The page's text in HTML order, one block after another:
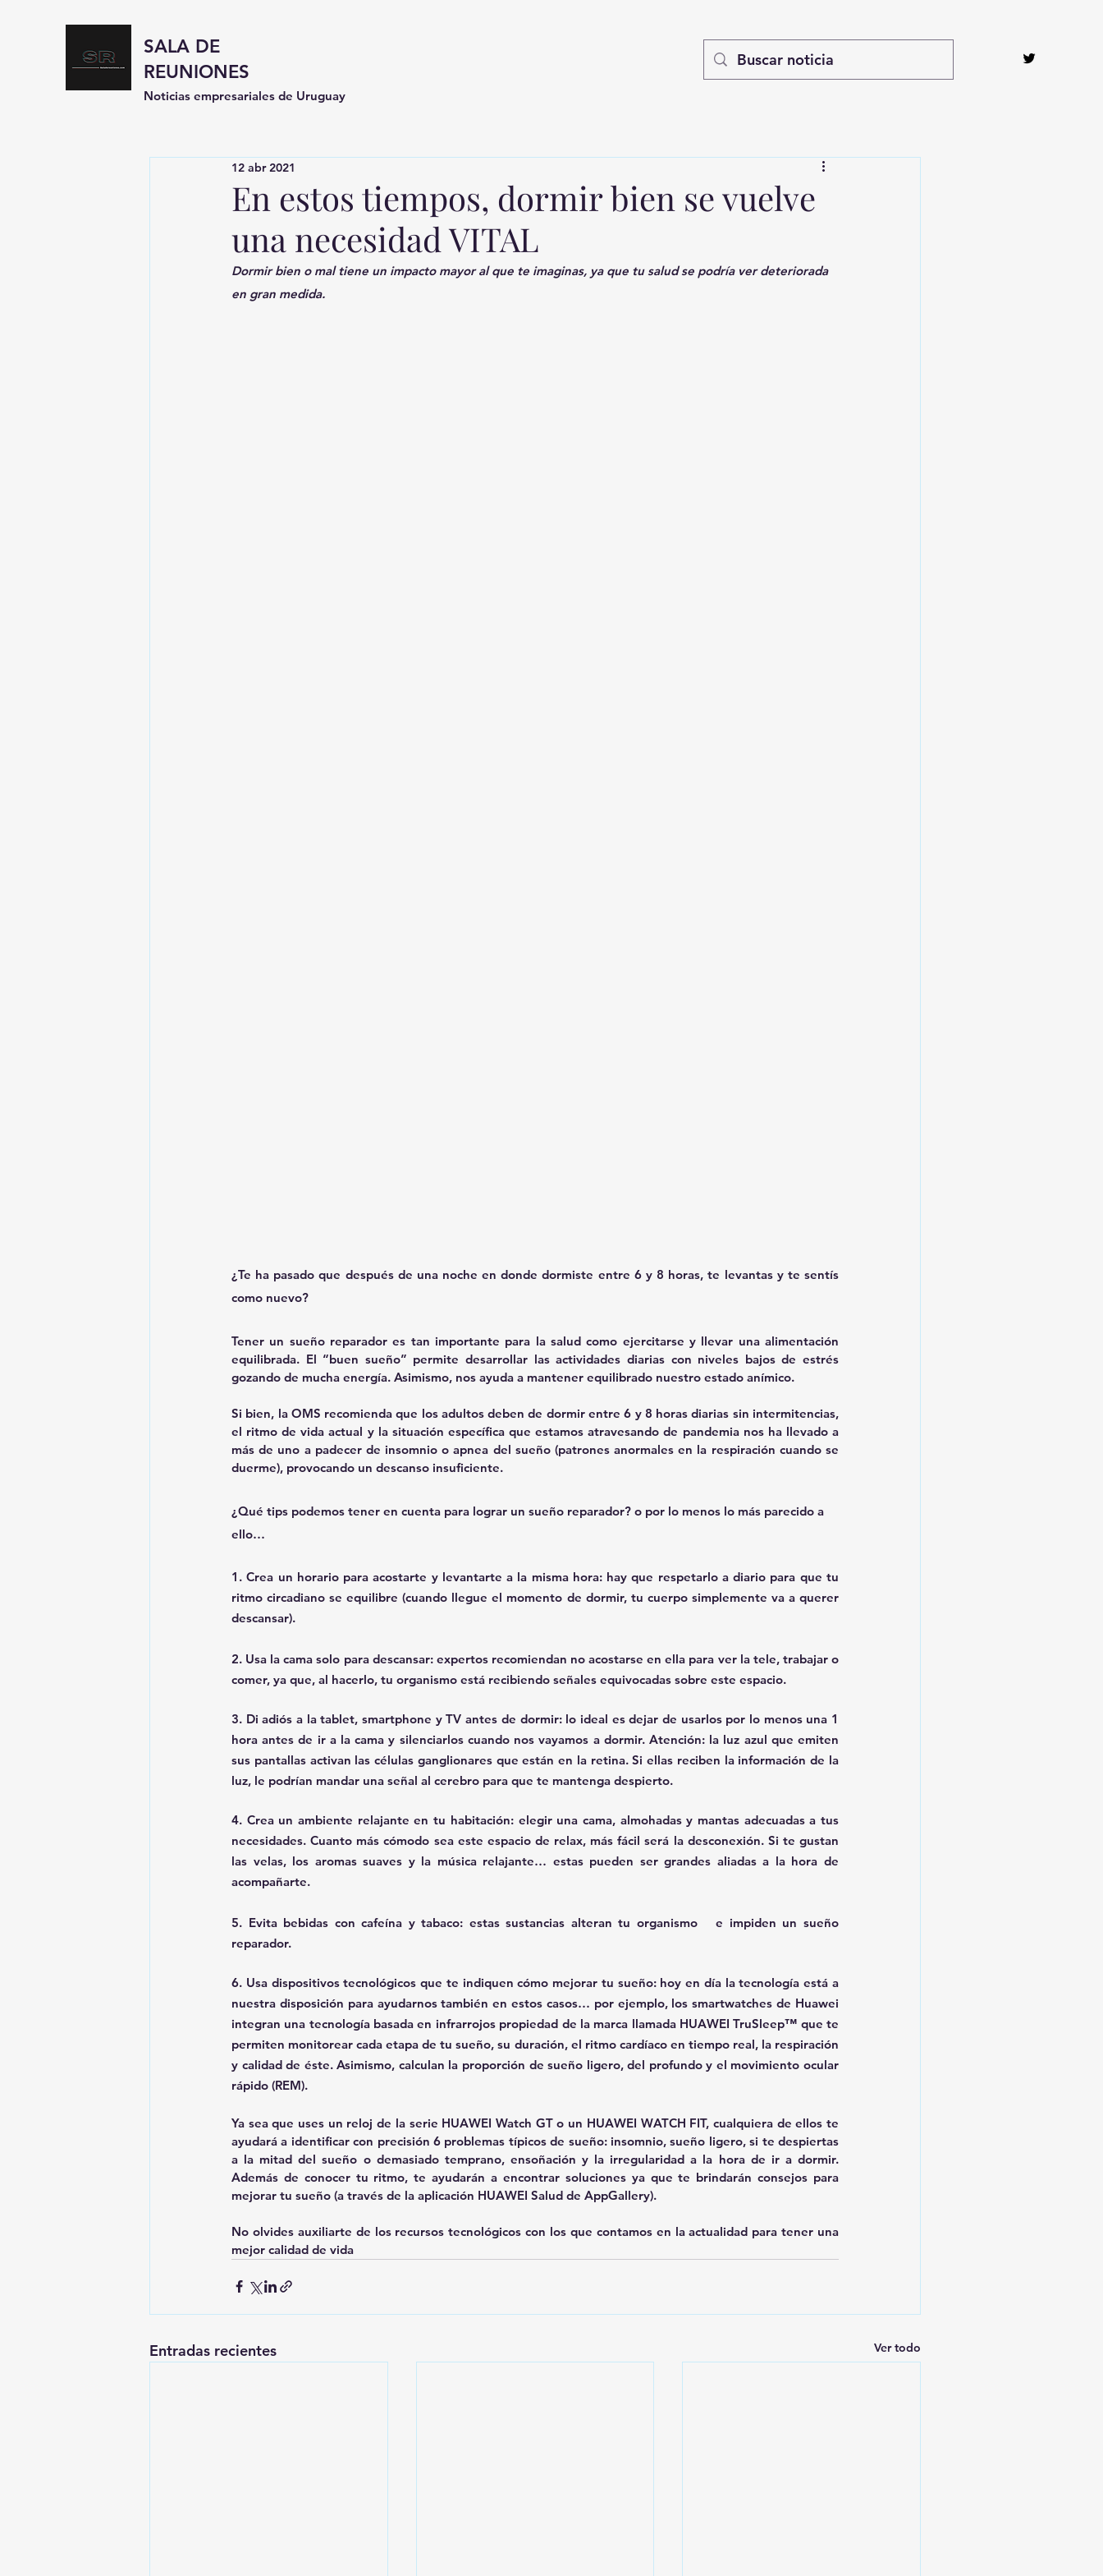
SALA DE
REUNIONES
Noticias empresariales de Uruguay
En estos tiempos, dormir bien se vuelve
una necesidad VITAL
12 abr 2021
Dormir bien o mal tiene un impacto mayor al que te imaginas, ya que tu salud se podría ver deteriorada
en gran medida.
¿Te ha pasado que después de una noche en donde dormiste entre 6 y 8 horas, te levantas y te sentís
como nuevo?
Tener un sueño reparador es tan importante para la salud como ejercitarse y llevar una alimentación
equilibrada. El “buen sueño” permite desarrollar las actividades diarias con niveles bajos de estrés
gozando de mucha energía. Asimismo, nos ayuda a mantener equilibrado nuestro estado anímico.
Si bien, la OMS recomienda que los adultos deben de dormir entre 6 y 8 horas diarias sin intermitencias,
el ritmo de vida actual y la situación específica que estamos atravesando de pandemia nos ha llevado a
más de uno a padecer de insomnio o apnea del sueño (patrones anormales en la respiración cuando se
duerme), provocando un descanso insuficiente.
¿Qué tips podemos tener en cuenta para lograr un sueño reparador? o por lo menos lo más parecido a
ello…
1. Crea un horario para acostarte y levantarte a la misma hora: hay que respetarlo a diario para que tu
ritmo circadiano se equilibre (cuando llegue el momento de dormir, tu cuerpo simplemente va a querer
descansar).
2. Usa la cama solo para descansar: expertos recomiendan no acostarse en ella para ver la tele, trabajar o
comer, ya que, al hacerlo, tu organismo está recibiendo señales equivocadas sobre este espacio.
3. Di adiós a la tablet, smartphone y TV antes de dormir: lo ideal es dejar de usarlos por lo menos una 1
hora antes de ir a la cama y silenciarlos cuando nos vayamos a dormir. Atención: la luz azul que emiten
sus pantallas activan las células ganglionares que están en la retina. Si ellas reciben la información de la
luz, le podrían mandar una señal al cerebro para que te mantenga despierto.
4. Crea un ambiente relajante en tu habitación: elegir una cama, almohadas y mantas adecuadas a tus
necesidades. Cuanto más cómodo sea este espacio de relax, más fácil será la desconexión. Si te gustan
las velas, los aromas suaves y la música relajante… estas pueden ser grandes aliadas a la hora de
acompañarte.
5. Evita bebidas con cafeína y tabaco: estas sustancias alteran tu organismo   e impiden un sueño
reparador.
6. Usa dispositivos tecnológicos que te indiquen cómo mejorar tu sueño: hoy en día la tecnología está a
nuestra disposición para ayudarnos también en estos casos… por ejemplo, los smartwatches de Huawei
integran una tecnología basada en infrarrojos propiedad de la marca llamada HUAWEI TruSleep™ que te
permiten monitorear cada etapa de tu sueño, su duración, el ritmo cardíaco en tiempo real, la respiración
y calidad de éste. Asimismo, calculan la proporción de sueño ligero, del profundo y el movimiento ocular
rápido (REM).
Ya sea que uses un reloj de la serie HUAWEI Watch GT o un HUAWEI WATCH FIT, cualquiera de ellos te
ayudará a identificar con precisión 6 problemas típicos de sueño: insomnio, sueño ligero, si te despiertas
a la mitad del sueño o demasiado temprano, ensoñación y la irregularidad a la hora de ir a dormir.
Además de conocer tu ritmo, te ayudarán a encontrar soluciones ya que te brindarán consejos para
mejorar tu sueño (a través de la aplicación HUAWEI Salud de AppGallery).
No olvides auxiliarte de los recursos tecnológicos con los que contamos en la actualidad para tener una
mejor calidad de vida
Entradas recientes Ver todo